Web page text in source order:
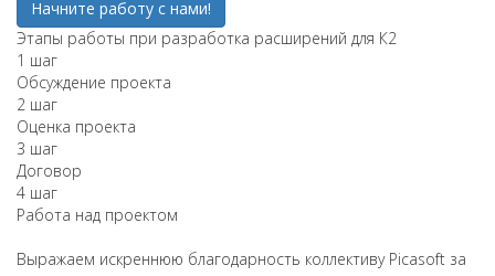
Начните работу с нами!
Этапы работы при разработка расширений для К2
1 шаг
Обсуждение проекта
2 шаг
Оценка проекта
3 шаг
Договор
4 шаг
Работа над проектом
Выражаем искреннюю благодарность коллективу Picasoft за